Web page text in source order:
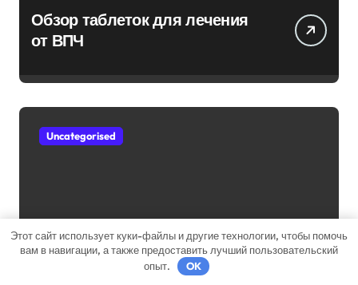
Обзор таблеток для лечения
от ВПЧ
Uncategorised
Обзор эффективных мазей от
жировиков с рассасывающим
Этот сайт использует куки-файлы и другие технологии, чтобы помочь
вам в навигации, а также предоставить лучший пользовательский
опыт.
OK